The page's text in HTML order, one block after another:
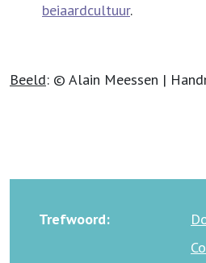
beiaardcultuur.
Beeld: © Alain Meessen |
Trefwoord: